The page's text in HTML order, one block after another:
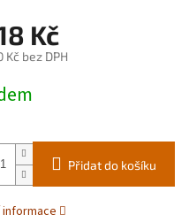
Kč
Kč bez DPH
Přidat do košíku
informace